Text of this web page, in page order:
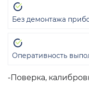
-Поверка,
Без демонтажа
Оперативность